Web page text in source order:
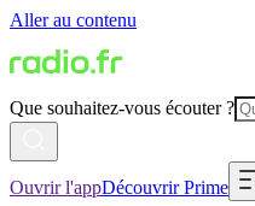
Aller au contenu
Que souhaitez-vous écouter ?
Ouvrir l'appDécouvrir Prime